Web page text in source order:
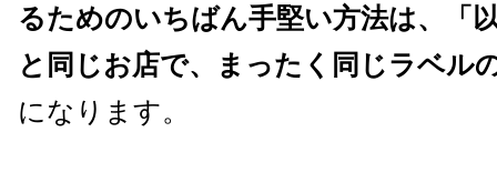
るためのいちばん手堅い方法は、「
と同じお店で、まったく同じラベル
になります。